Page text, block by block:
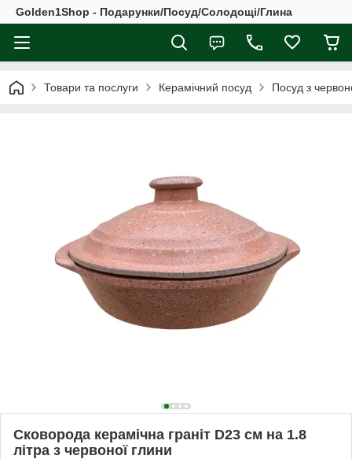
Golden1Shop - Подарунки/Посуд/Солодощі/Глина
Товари та послуги Керамічний посуд Посуд з
Сковорода керамічна граніт D23 см на 1.8
літра з червоної глини